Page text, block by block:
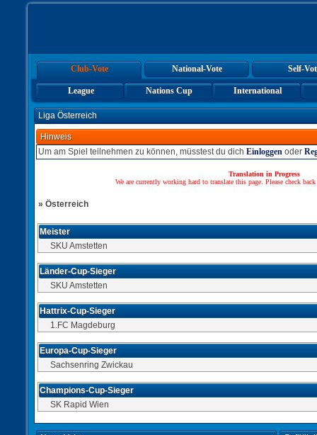
Club-Vote National-Vote Self-
League Nations Cup International
Liga Österreich
Hinweis
Um am Spiel teilnehmen zu können, müsstest du dich Einloggen oder
Translation in Progress
We are currently working hard to translate this page. Please check
» Österreich
Meister
SKU Amstetten
Länder-Cup-Sieger
SKU Amstetten
Hattrix-Cup-Sieger
1.FC Magdeburg
Europa-Cup-Sieger
Sachsenring Zwickau
Champions-Cup-Sieger
SK Rapid Wien